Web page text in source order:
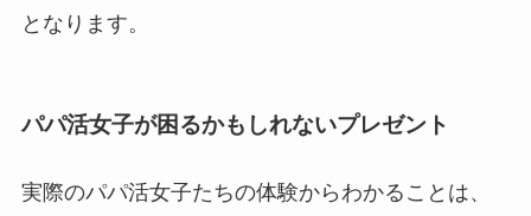
となります。
パパ活女子が困るかもしれないプレゼント
実際のパパ活女子たちの体験からわかることは、